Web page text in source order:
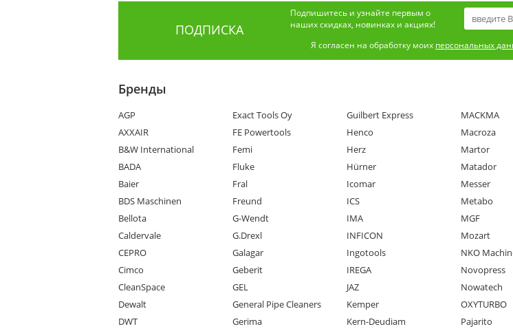
ПОДПИСКА
Подпишитесь и узнайте первым о
наших скидках, новинках и акциях!
Я согласен на обработку моих персональных
Бренды
AGP
AXXAIR
B&W International
BADA
Baier
BDS Maschinen
Bellota
Caldervale
CEPRO
Cimco
CleanSpace
Dewalt
DWT
Exact Tools Oy
FE Powertools
Femi
Fluke
Fral
Freund
G-Wendt
G.Drexl
Galagar
Geberit
GEL
General Pipe Cleaners
Gerima
Guilbert Express
Henco
Herz
Hürner
Icomar
ICS
IMA
INFICON
Ingotools
IREGA
JAZ
Kemper
Kern-Deudiam
MACKMA
Macroza
Martor
Matador
Messer
Metabo
MGF
Mozart
NKO
Novopress
Nowatech
OXYTURBO
Pajarito